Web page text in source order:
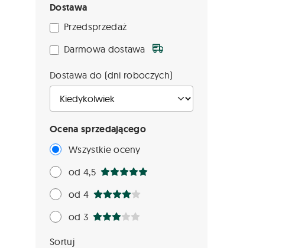
Dostawa
Przedsprzedaż
Darmowa dostawa
Dostawa do (dni roboczych)
Ocena sprzedającego
Wszystkie oceny
od 4,5
od 4
od 3
Sortuj